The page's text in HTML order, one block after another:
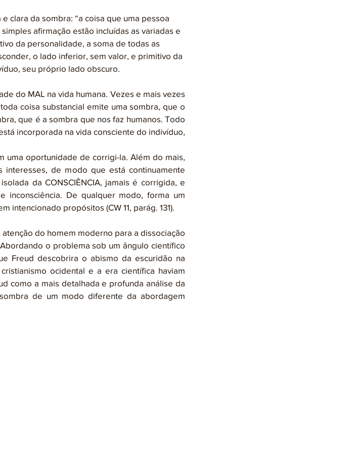
afirmação estão incluídas as variadas e
da personalidade, a soma de todas as
o lado inferior, sem valor, e primitivo da
seu próprio lado obscuro.
coisa substancial emite uma sombra, que o
que é a sombra que nos faz humanos. Todo
incorporada na vida consciente do indivíduo,
uma oportunidade de corrigi-la. Além do mais,
de modo que está continuamente
da CONSCIÊNCIA, jamais é corrigida, e
inconsciência. De qualquer modo, forma um
intencionado propósitos (CW 11, parág. 131).
o problema sob um ângulo científico
Freud descobrira o abismo da escuridão na
ocidental e a era científica haviam
como a mais detalhada e profunda análise da
de um modo diferente da abordagem